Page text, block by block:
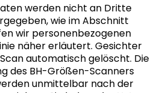
werden nicht an Dritte
wie im Abschnitt
wir personenbezogenen
näher erläutert. Gesichter
automatisch gelöscht. Die
des BH-Größen-Scanners
unmittelbar nach der